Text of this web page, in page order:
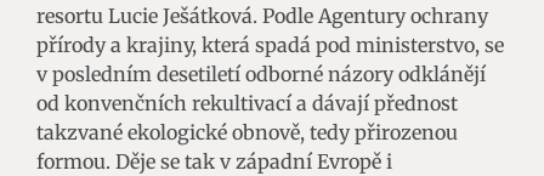
resortu Lucie Ješátková. Podle Agentury ochrany
přírody a krajiny, která spadá pod ministerstvo, se
v posledním desetiletí odborné názory odklánějí
od konvenčních rekultivací a dávají přednost
takzvané ekologické obnově, tedy přirozenou
formou. Děje se tak v západní Evropě i